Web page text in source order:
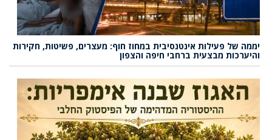
יממה של פעילות אינטנסיבית במחוז חוף: מעצרים, פשיטות, חקירות
והיערכות מבצעית ברחבי חיפה והצפון